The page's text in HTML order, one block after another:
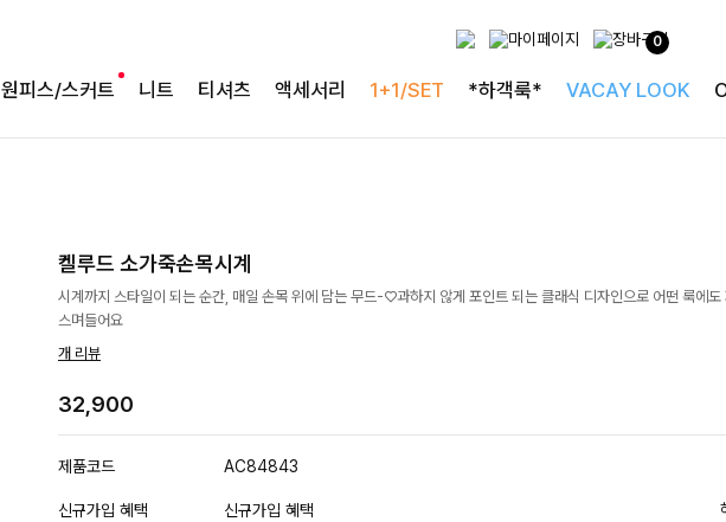
0
원피스/스커트 니트 티셔츠 액세서리 1+1/SET *하객룩* VACAY LOOK
켈루드 소가죽손목시계
시계까지 스타일이 되는 순간, 매일 손목 위에 담는 무드-♡과하지 않게 포인트 되는 클래식 디자인으로 어떤 룩에도
스며들어요
개 리뷰
32,900
제품코드 AC84843
신규가입 혜택 신규가입 혜택